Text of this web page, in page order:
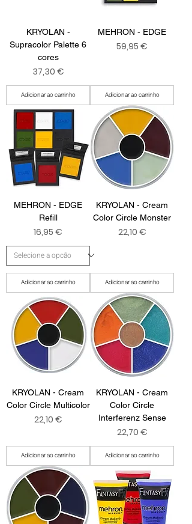
KRYOLAN -
Supracolor Palette 6
cores
Preço
37,30 €
Adicionar ao carrinho
MEHRON - EDGE
Preço
59,95 €
Adicionar ao carrinho
MEHRON - EDGE
Refill
Preço
16,95 €
Adicionar ao carrinho
KRYOLAN - Cream
Color Circle Monster
Preço
22,10 €
Adicionar ao carrinho
KRYOLAN - Cream
Color Circle Multicolor
Preço
22,10 €
Adicionar ao carrinho
KRYOLAN - Cream
Color Circle
Interferenz Sense
Preço
22,70 €
Adicionar ao carrinho